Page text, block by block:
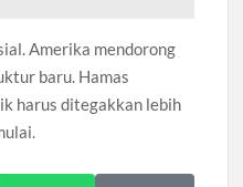
Amerika mendorong
baru. Hamas
harus ditegakkan lebih